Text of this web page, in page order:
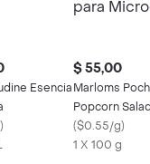
Esencia
)
$ 55,00
Marloms
Popcorn
Microondas
($0.55/g)
1 X 100 g